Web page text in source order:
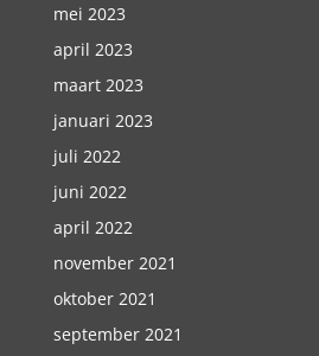
mei 2023
april 2023
maart 2023
januari 2023
juli 2022
juni 2022
april 2022
november 2021
oktober 2021
september 2021